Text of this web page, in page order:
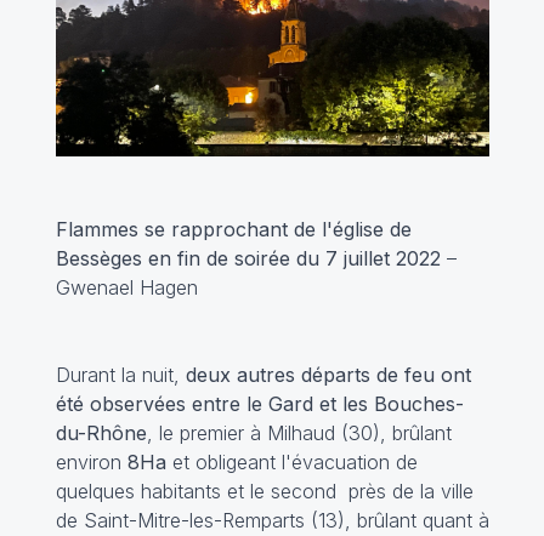
Flammes se rapprochant de l'église de
Bessèges en fin de soirée du 7 juillet 2022 –
Gwenael Hagen
Durant la nuit, deux autres départs de feu ont
été observées entre le Gard et les Bouches-
du-Rhône, le premier à Milhaud (30), brûlant
environ 8Ha et obligeant l'évacuation de
quelques habitants et le second près de la ville
de Saint-Mitre-les-Remparts (13), brûlant quant à